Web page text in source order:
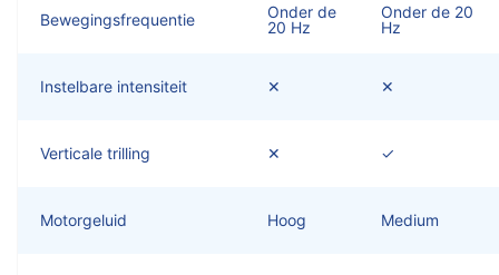
Bewegingsfrequentie
Onder de
20 Hz
Onder de 20
Hz
Instelbare intensiteit ✕ ✕
Verticale trilling ✕ ✓
Motorgeluid Hoog Medium